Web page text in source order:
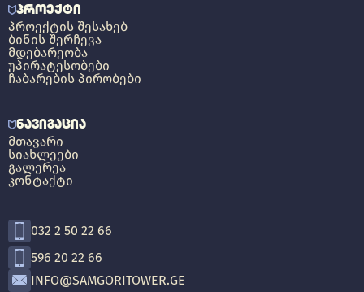
ᲞᲠᲝᲔᲥᲢᲘ
ᲞᲠᲝᲔᲥᲢᲘᲡ ᲨᲔᲡᲐᲮᲔᲑ
ᲑᲘᲜᲘᲡ ᲨᲔᲠᲩᲔᲕᲐ
ᲛᲓᲔᲑᲐᲠᲔᲝᲑᲐ
ᲣᲞᲘᲠᲐᲢᲔᲡᲝᲑᲔᲑᲘ
ᲩᲐᲑᲐᲠᲔᲑᲘᲡ ᲞᲘᲠᲝᲑᲔᲑᲘ
ᲜᲐᲕᲘᲒᲐᲪᲘᲐ
ᲛᲗᲐᲕᲐᲠᲘ
ᲡᲘᲐᲮᲚᲔᲔᲑᲘ
ᲒᲐᲚᲔᲠᲔᲐ
ᲙᲝᲜᲢᲐᲥᲢᲘ
032 2 50 22 66
596 20 22 66
INFO@SAMGORITOWER.GE